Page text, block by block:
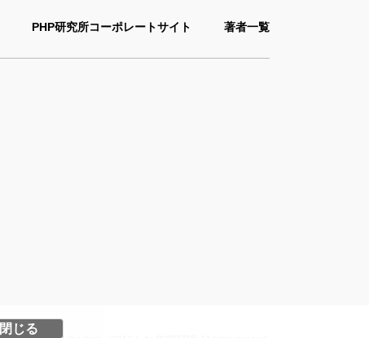
閉じる
PHP研究所コーポレートサイト 著者一覧